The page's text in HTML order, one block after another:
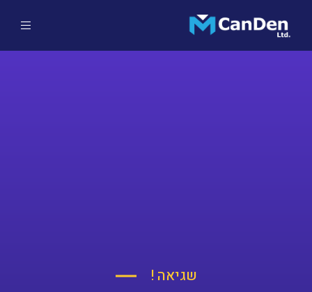
שגיאה !